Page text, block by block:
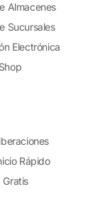
Almacenes
Sucursales
Electrónica
Rápido
Gratis